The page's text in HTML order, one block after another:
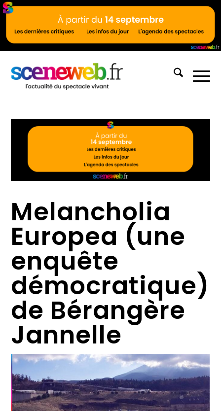
Melancholia
Europea (une
enquête
démocratique)
de Bérangère
Jannelle